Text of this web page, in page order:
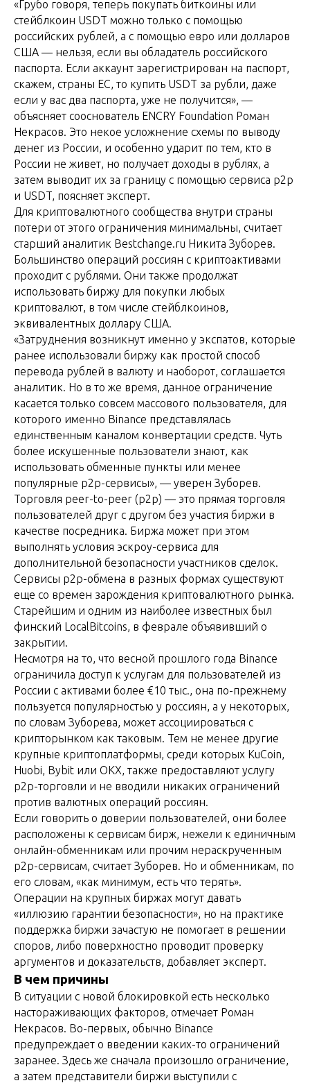
«Грубо говоря, теперь покупать биткоины или
стейблкоин USDT можно только с помощью
российских рублей, а с помощью евро или долларов
США — нельзя, если вы обладатель российского
паспорта. Если аккаунт зарегистрирован на паспорт,
скажем, страны ЕС, то купить USDT за рубли, даже
если у вас два паспорта, уже не получится», —
объясняет сооснователь ENCRY Foundation Роман
Некрасов. Это некое усложнение схемы по выводу
денег из России, и особенно ударит по тем, кто в
России не живет, но получает доходы в рублях, а
затем выводит их за границу с помощью сервиса p2p
и USDT, поясняет эксперт.
Для криптовалютного сообщества внутри страны
потери от этого ограничения минимальны, считает
старший аналитик Bestchange.ru Никита Зуборев.
Большинство операций россиян с криптоактивами
проходит с рублями. Они также продолжат
использовать биржу для покупки любых
криптовалют, в том числе стейблкоинов,
эквивалентных доллару США.
«Затруднения возникнут именно у экспатов, которые
ранее использовали биржу как простой способ
перевода рублей в валюту и наоборот, соглашается
аналитик. Но в то же время, данное ограничение
касается только совсем массового пользователя, для
которого именно Binance представлялась
единственным каналом конвертации средств. Чуть
более искушенные пользователи знают, как
использовать обменные пункты или менее
популярные p2p-сервисы», — уверен Зуборев.
Торговля peer-to-peer (p2p) — это прямая торговля
пользователей друг с другом без участия биржи в
качестве посредника. Биржа может при этом
выполнять условия эскроу-сервиса для
дополнительной безопасности участников сделок.
Сервисы p2p-обмена в разных формах существуют
еще со времен зарождения криптовалютного рынка.
Старейшим и одним из наиболее известных был
финский LocalBitcoins, в феврале объявивший о
закрытии.
Несмотря на то, что весной прошлого года Binance
ограничила доступ к услугам для пользователей из
России с активами более €10 тыс., она по-прежнему
пользуется популярностью у россиян, а у некоторых,
по словам Зуборева, может ассоциироваться с
крипторынком как таковым. Тем не менее другие
крупные криптоплатформы, среди которых KuCoin,
Huobi, Bybit или OKX, также предоставляют услугу
p2p-торговли и не вводили никаких ограничений
против валютных операций россиян.
Если говорить о доверии пользователей, они более
расположены к сервисам бирж, нежели к единичным
онлайн-обменникам или прочим нераскрученным
p2p-сервисам, считает Зуборев. Но и обменникам, по
его словам, «как минимум, есть что терять».
Операции на крупных биржах могут давать
«иллюзию гарантии безопасности», но на практике
поддержка биржи зачастую не помогает в решении
споров, либо поверхностно проводит проверку
аргументов и доказательств, добавляет эксперт.
В чем причины
В ситуации с новой блокировкой есть несколько
настораживающих факторов, отмечает Роман
Некрасов. Во-первых, обычно Binance
предупреждает о введении каких-то ограничений
заранее. Здесь же сначала произошло ограничение,
а затем представители биржи выступили с